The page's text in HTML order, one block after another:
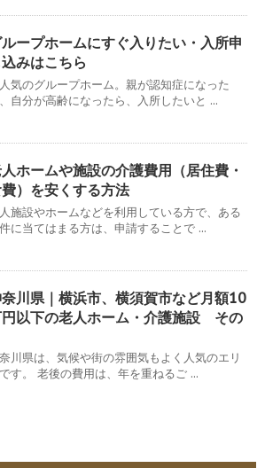
ープホームにすぐ入りたい・入所申
込みはこちら
気のグループホーム。親が認知症になった
自分が高齢になったら、入所したいと ...
ホームや施設の介護費用（居住費・
）を安くする方法
施設やホームなどを利用している方で、ある
に当てはまる方は、申請することで ...
川県｜横浜市、横須賀市など月額10
以下の老人ホーム・介護施設 その
川県は、気候や街の雰囲気もよく人気のエリ
す。 老後の費用は、年を重ねるご ...